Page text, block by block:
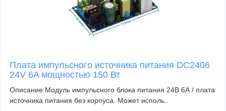
Плата импульсного источника питания DC2406
24V 6A мощностью 150 Вт
Описание:Модуль импульсного блока питания 24В 6А / плата
источника питания без корпуса. Может исполь..